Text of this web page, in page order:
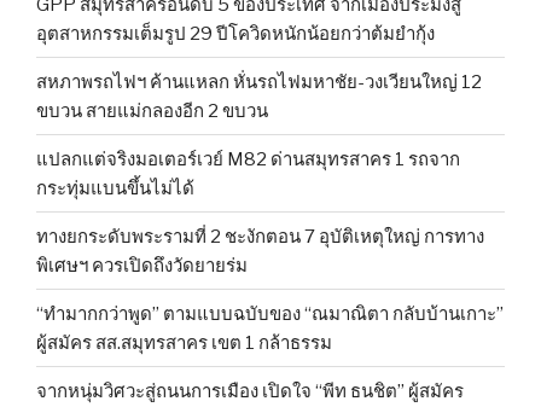
GPP สมุทรสาครอันดับ 5 ของประเทศ จากเมืองประมงสู่
อุตสาหกรรมเต็มรูป 29 ปีโควิดหนักน้อยกว่าต้มยำกุ้ง
สหภาพรถไฟฯ ค้านแหลก หั่นรถไฟมหาชัย-วงเวียนใหญ่ 12
ขบวน สายแม่กลองอีก 2 ขบวน
แปลกแต่จริงมอเตอร์เวย์ M82 ด่านสมุทรสาคร 1 รถจาก
กระทุ่มแบนขึ้นไม่ได้
ทางยกระดับพระรามที่ 2 ชะงักตอน 7 อุบัติเหตุใหญ่ การทาง
พิเศษฯ ควรเปิดถึงวัดยายร่ม
“ทำมากกว่าพูด” ตามแบบฉบับของ “ณมาณิตา กลับบ้านเกาะ”
ผู้สมัคร สส.สมุทรสาคร เขต 1 กล้าธรรม
จากหนุ่มวิศวะสู่ถนนการเมือง เปิดใจ “พีท ธนชิต” ผู้สมัคร